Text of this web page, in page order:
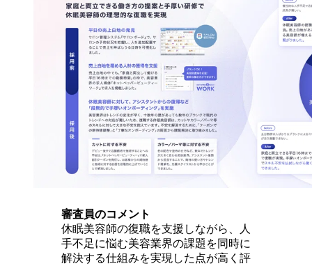
審査員のコメント
休眠美容師の復職を支援しながら、人
手不足に悩む美容業界の課題を同時に
解決する仕組みを実現した点が高く評